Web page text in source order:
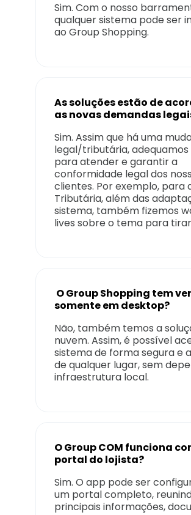
Sim. Com o nosso
qualquer sistema pode ser
ao Group Shopping.
As soluções estão de
as novas demandas
Sim. Assim que há uma
legal/tributária, adequamos
para atender e garantir a
conformidade legal dos
clientes. Por exemplo, para
Tributária, além das
sistema, também fizemos
lives sobre o tema para
O Group Shopping tem
somente em desktop?
Não, também temos a
nuvem. Assim, é possível
sistema de forma segura e
de qualquer lugar, sem
infraestrutura local.
O Group COM funciona
portal do lojista?
Sim. O app pode ser
um portal completo,
principais informações,